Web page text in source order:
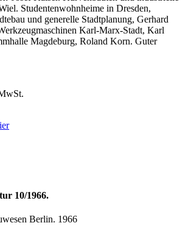
Studentenwohnheime in Dresden,
und generelle Stadtplanung, Gerhard
Karl-Marx-Stadt, Karl
Magdeburg, Roland Korn. Guter
10/1966.
Berlin. 1966